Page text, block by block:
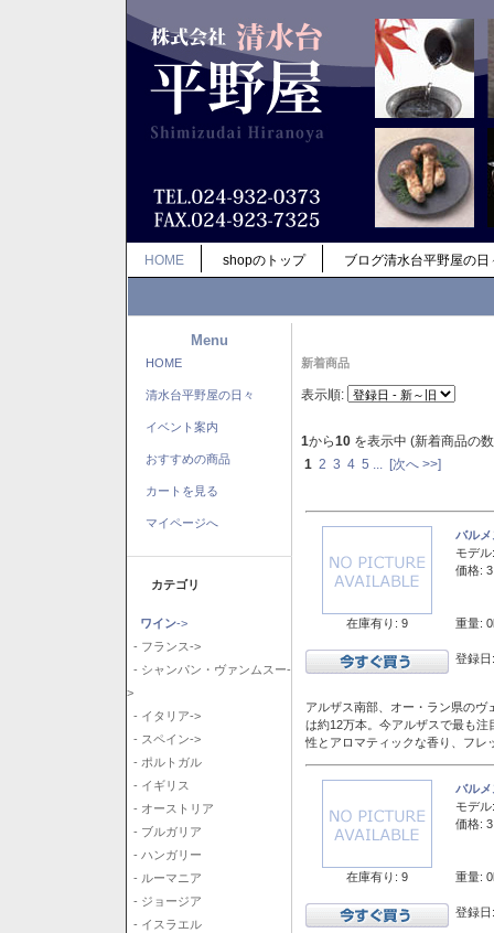
HOME shopのトップ ブログ清水台平野屋の日
Menu
HOME
清水台平野屋の日々
イベント案内
おすすめの商品
カートを見る
マイページへ
カテゴリ
ワイン->
- フランス->
- シャンパン・ヴァンムスー-
>
- イタリア->
- スペイン->
- ポルトガル
- イギリス
- オーストリア
- ブルガリア
- ハンガリー
- ルーマニア
- ジョージア
- イスラエル
新着商品
表示順:
1から10 を表示中 (新着商品の
1 2 3 4 5 [次へ >>]
在庫有り: 9
バル
モデル:
価格:
重量:
登録
アルザス南部、オー・ラン県の
は約12万本。今アルザスで最も
性とアロマティックな香り、フレ
在庫有り: 9
バル
モデル:
価格:
重量:
登録